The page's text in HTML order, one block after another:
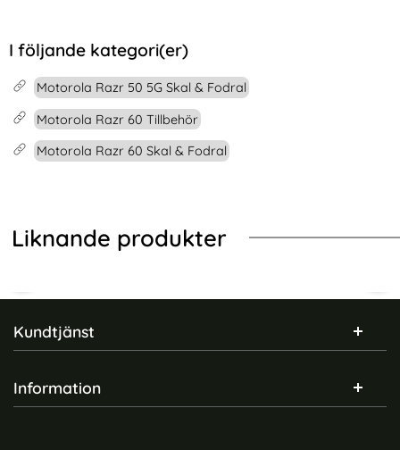
I följande kategori(er)
Motorola Razr 50 5G Skal & Fodral
Motorola Razr 60 Tillbehör
Motorola Razr 60 Skal & Fodral
Liknande produkter
Sidfot Blandad info och länkar
Kundtjänst
Information